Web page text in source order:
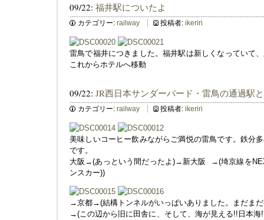
09/22: 福井駅についたよ
カテゴリー: railway 投稿者: ikeriri
雷鳥で福井につきました。福井駅は新しくなっていて
これからホテルへ移動
09/22: JR西日本サンダーバード・雷鳥の通過駅
カテゴリー: railway 投稿者: ikeriri
美味しいコーヒー飲みながらご満悦の雷鳥です。鉄分
です。
大阪→(あっという間だったよ)→新大阪
→(埼京線を
ンスカー))
→京都→(結構トンネルがいっぱいありました。まだま
→(この辺から旧に田舎に、そして、海が見える!!日本